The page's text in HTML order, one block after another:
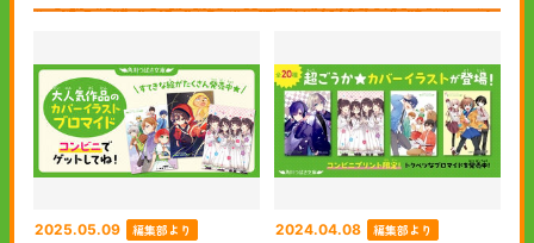
2025.05.09 編集部より 2024.04.08 編集部より